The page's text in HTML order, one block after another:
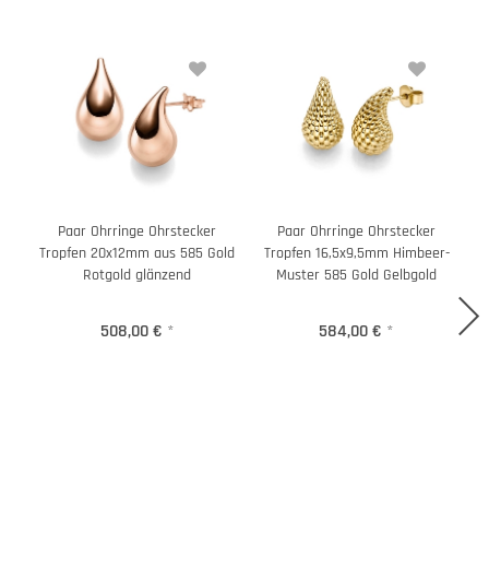
Paar Ohrringe Ohrstecker
Tropfen 20x12mm aus 585 Gold
Rotgold glänzend
508,00 € *
Paar Ohrringe Ohrstecker
Tropfen 16,5x9,5mm Himbeer-
Muster 585 Gold Gelbgold
584,00 € *